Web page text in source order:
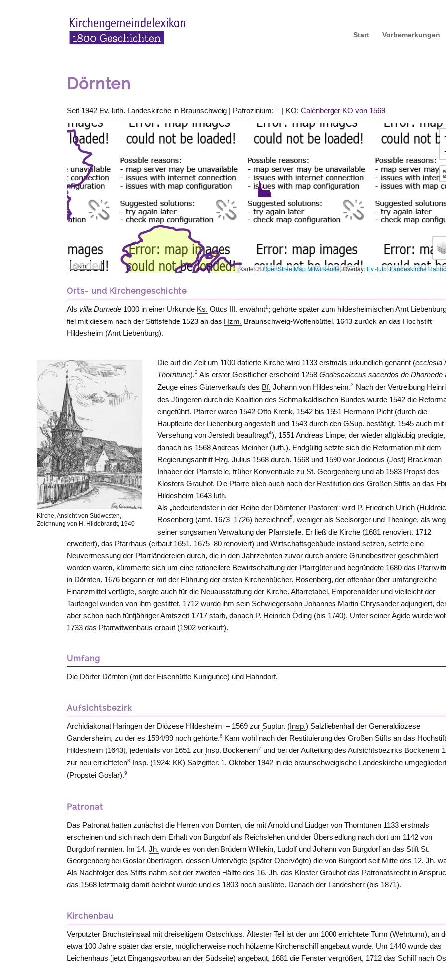
Start Vorbemerkungen
Dörnten
Seit 1942 Ev.-luth. Landeskirche in Braunschweig | Patrozinium: – | KO:Calenberger KO von 1569
3 km Karte: ©OpenStreetMap Mitwirkende, Overlay: Ev.-luth. Landeskirche
Orts- und Kirchengeschichte
Als villa Durnede 1000 in einer Urkunde Ks. Ottos III. erwähnt1 ; gehörte später zum hildesheimischen Amt Liebenburg
fiel mit diesem nach der Stiftsfehde 1523 an das Hzm. Braunschweig-Wolfenbüttel. 1643 zurück an das Hochstift
Hildesheim (Amt Liebenburg).
Kirche, Ansicht von Südwesten,
Zeichnung von H. Hildebrandt, 1940
Die auf die Zeit um 1100 datierte Kirche wird 1133 erstmals urkundlich genannt (ecclesia
Thorntune).2 Als erster Geistlicher erscheint 1258Godescalccus sacerdos de Dhornede
Zeuge eines Güterverkaufs des Bf. Johann von Hildesheim.3 Nach der Vertreibung
des Jüngeren durch die Koalition des Schmalkaldischen Bundes wurde 1542 die
eingeführt. Pfarrer waren 1542 Otto Krenk, 1542 bis 1551 Hermann Picht (durch die
Hauptleute der Liebenburg angestellt und 1543 durch denGSup. bestätigt, 1545 auch mit
Versehung von Jerstedt beauftragt4), 1551 Andreas Limpe, der wieder altgläubig predigte,
danach bis 1568 Andreas Meinher (luth.). Endgültig setzte sich die Reformation mit dem
Regierungsantritt Hzg. Julius 1568 durch. 1568 und 1590 war Jodocus (Jost) Brackman
Inhaber der Pfarrstelle, früher Konventuale zu St. Georgenberg und ab 1583 Propst des
KlostersGrauhof. Die Pfarre blieb auch nach der Restitution des Großen Stifts an das
Hildesheim 1643 luth.
Als „bedeutendster in der Reihe der Dörntener Pastoren“ wird P. Friedrich Ulrich
Rosenberg (amt. 1673–1726) bezeichnet5, weniger als Seelsorger und Theologe, als
seiner sorgsamen Verwaltung der Pfarrstelle. Er ließ die Kirche (1681 renoviert, 1712
erweitert), das Pfarrhaus (erbaut 1651, 1675–80 renoviert) und Wirtschaftsgebäude instand setzen, setzte eine
Neuvermessung der Pfarrländereien durch, die in den Jahrzehnten zuvor durch andere Grundbesitzer geschmälert
worden waren, kümmerte sich um eine rationellere Bewirtschaftung der Pfarrgüter und begründete 1680 das
in Dörnten. 1676 begann er mit der Führung der ersten Kirchenbücher. Rosenberg, der offenbar über umfangreiche
Finanzmittel verfügte, sorgte auch für die Neuausstattung der Kirche. Altarretabel, Emporenbilder und vielleicht der
Taufengel wurden von ihm gestiftet. 1712 wurde ihm sein Schwiegersohn Johannes Martin Chrysander adjungiert, der
aber schon nach fünfjähriger Amtszeit 1717 starb, danach P. Heinrich Öding (bis 1740). Unter seiner Ägide wurde
1733 das Pfarrwitwenhaus erbaut (1902 verkauft).
Umfang
Die Dörfer Dörnten (mit der Eisenhütte Kunigunde) und Hahndorf.
Aufsichtsbezirk
Archidiakonat Haringen der Diözese Hildesheim. – 1569 zur Suptur. (Insp.) Salzliebenhall der Generaldiözese
Gandersheim, zu der es 1594/99 noch gehörte.6 Kam wohl nach der Restituierung des Großen Stifts an das Hochstift
Hildesheim (1643), jedenfalls vor 1651 zur Insp. Bockenem7 und bei der Aufteilung des Aufsichtsbezirks Bockenem
zur neu errichteten8 Insp. (1924: KK) Salzgitter. 1. Oktober 1942 in die braunschweigische Landeskirche umgegliedert
(Propstei Goslar).9
Patronat
Das Patronat hatten zunächst die Herren von Dörnten, die mit Arnold und Liudger vonThorntunen 1133 erstmals
erscheinen und sich nach dem Erhalt von Burgdorf als Reichslehen und der Übersiedlung nach dort um 1142 von
Burgdorfnannten. Im 14.Jh. wurde es von den Brüdern Willekin, Ludolf und Johann von Burgdorfan das Stift St.
Georgenberg beiGoslar übertragen, dessen Untervögte (später Obervögte) die von Burgdorfseit Mitte des 12.Jh.
Als Nachfolger des Stifts nahm seit der zweiten Hälfte des 16.Jh. das KlosterGrauhofdas Patronatsrecht in
das 1568 letztmalig damit belehnt wurde und es 1803 noch ausübte. Danach der Landesherr (bis 1871).
Kirchenbau
Verputzter Bruchsteinsaal mit dreiseitigem Ostschluss. Ältester Teil ist der um 1000 errichtete Turm (Wehrturm), an
etwa 100 Jahre später das erste, möglicherweise noch hölzerne Kirchenschiff angebaut wurde. Um 1440 wurde das
Leichenhaus (jetzt Eingangsvorbau an der Südseite) angebaut, 1681 die Fenster vergrößert, 1712 das Schiff nach